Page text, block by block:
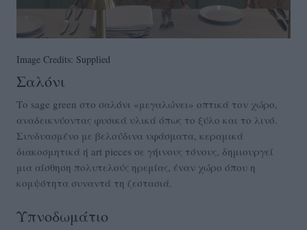
Image Credits: Supplied
Σαλόνι
Το sage green στο σαλόνι «μεγαλώνει» οπτικά τον χώρο,
αναδεικνύοντας φυσικά υλικά όπως το ξύλο και το λινό.
Συνδυασμένο με βελούδινα υφάσματα, κεραμικά
διακοσμητικά ή art pieces σε γήινους τόνους, δημιουργεί
μια αίσθηση πολυτελούς ηρεμίας, έναν χώρο όπου η
κομψότητα συναντά τη ζεστασιά.
Υπνοδωμάτιο